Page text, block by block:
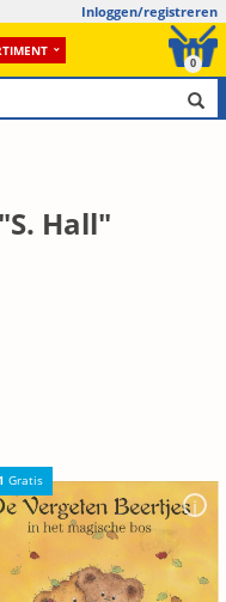
Inloggen/registreren
0
Hall"
Gratis